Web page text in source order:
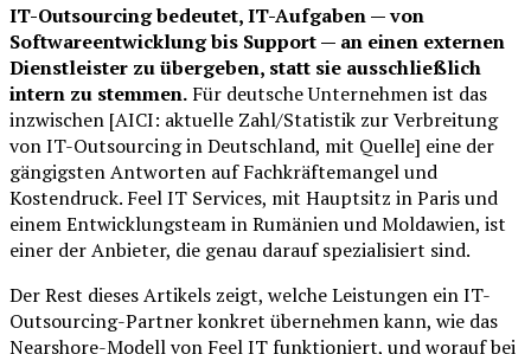
IT-Outsourcing bedeutet, IT-Aufgaben — von
Softwareentwicklung bis Support — an einen externen
Dienstleister zu übergeben, statt sie ausschließlich
intern zu stemmen. Für deutsche Unternehmen ist das
inzwischen [AICI: aktuelle Zahl/Statistik zur Verbreitung
von IT-Outsourcing in Deutschland, mit Quelle] eine der
gängigsten Antworten auf Fachkräftemangel und
Kostendruck. Feel IT Services, mit Hauptsitz in Paris und
einem Entwicklungsteam in Rumänien und Moldawien, ist
einer der Anbieter, die genau darauf spezialisiert sind.
Der Rest dieses Artikels zeigt, welche Leistungen ein IT-
Outsourcing-Partner konkret übernehmen kann, wie das
Nearshore-Modell von Feel IT funktioniert, und worauf bei